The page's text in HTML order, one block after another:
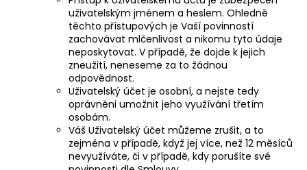
uživatelským jménem a heslem. Ohledně
těchto přístupových je Vaší povinností
zachovávat mlčenlivost a nikomu tyto údaje
neposkytovat. V případě, že dojde k jejich
zneužití, neneseme za to žádnou
odpovědnost.
Uživatelský účet je osobní, a nejste tedy
oprávněni umožnit jeho využívání třetím
osobám.
Váš Uživatelský účet můžeme zrušit, a to
zejména v případě, když jej více, než 12 měsíců
nevyužíváte, či v případě, kdy porušíte své